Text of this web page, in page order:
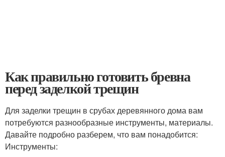
Как правильно готовить бревна
перед заделкой трещин
Для заделки трещин в срубах деревянного дома вам
потребуются разнообразные инструменты, материалы.
Давайте подробно разберем, что вам понадобится:
Инструменты: